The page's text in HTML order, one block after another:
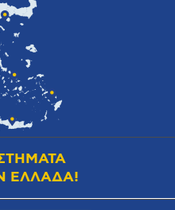
ΕΛΛΑΔΑ!